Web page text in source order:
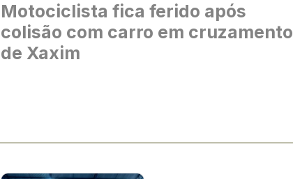
Motociclista fica ferido após
colisão com carro em cruzamento
de Xaxim